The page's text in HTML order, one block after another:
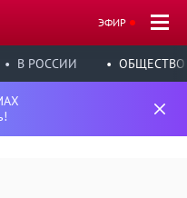
ЭФИР
В РОССИИ ОБЩЕСТВО